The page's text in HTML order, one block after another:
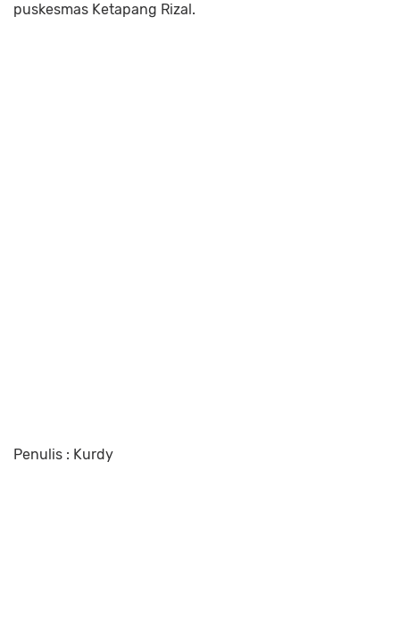
puskesmas Ketapang Rizal.
Penulis : Kurdy